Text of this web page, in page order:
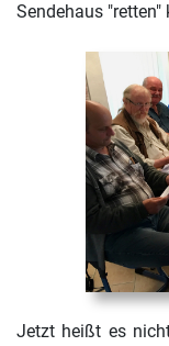
Sendehaus "retten"
Jetzt heißt es